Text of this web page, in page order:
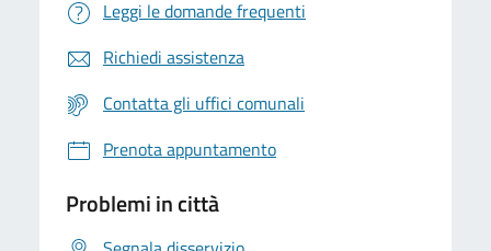
Leggi le domande frequenti
Richiedi assistenza
Contatta gli uffici comunali
Prenota appuntamento
Problemi in città